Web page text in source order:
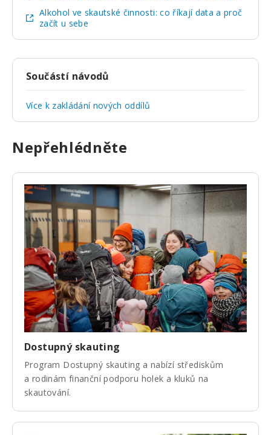
Alkohol ve skautské činnosti: co říkají data a proč
začít u sebe
Součástí návodů
Více k zakládání nových oddílů
Nepřehlédněte
Dostupný skauting
Program Dostupný skauting a nabízí střediskům
a rodinám finanční podporu holek a kluků na
skautování.